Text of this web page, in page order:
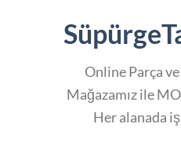
Online Parça
Mağazamız ile
Her alanada